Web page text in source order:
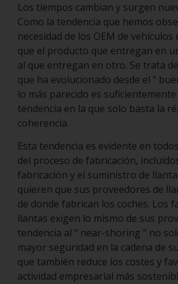
Los tiempos cambian y surgen
Como la tendencia que hemos
necesidad de los OEM de
que el producto que entregan en
al que entregan en otro. Se trata
que ha evolucionado desde el "
lo más parecido es
tendencia en la que solo basta la
coherencia.
Esta tendencia es evidente en
del proceso de fabricación,
fabricación y el suministro de
quieren que sus proveedores de
de donde fabrican los coches. Los
llantas exigen lo mismo de sus
tendencia al " near-shoring " no
mayor seguridad en la cadena de
que también reduce los costes y
actividad empresarial más